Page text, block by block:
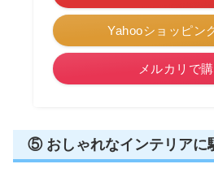
Yahooショッピン
メルカリで
⑤ おしゃれなインテリアに